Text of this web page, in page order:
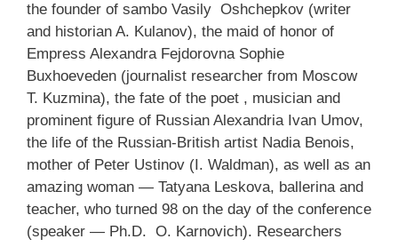
the founder of sambo Vasily Oshchepkov (writer
and historian A. Kulanov), the maid of honor of
Empress Alexandra Fejdorovna Sophie
Buxhoeveden (journalist researcher from Moscow
T. Kuzmina), the fate of the poet , musician and
prominent figure of Russian Alexandria Ivan Umov,
the life of the Russian-British artist Nadia Benois,
mother of Peter Ustinov (I. Waldman), as well as an
amazing woman — Tatyana Leskova, ballerina and
teacher, who turned 98 on the day of the conference
(speaker — Ph.D. O. Karnovich). Researchers